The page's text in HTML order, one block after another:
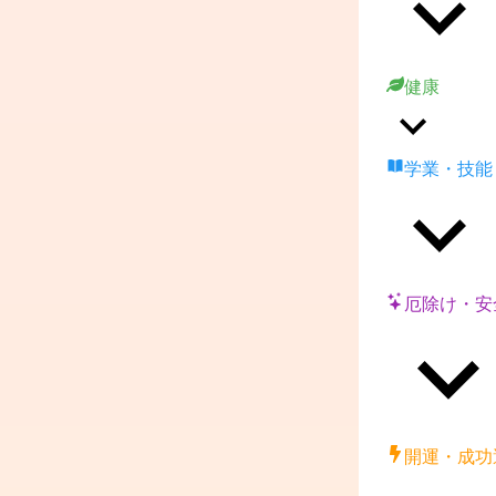
健康
学業・技能
厄除け・
開運・成